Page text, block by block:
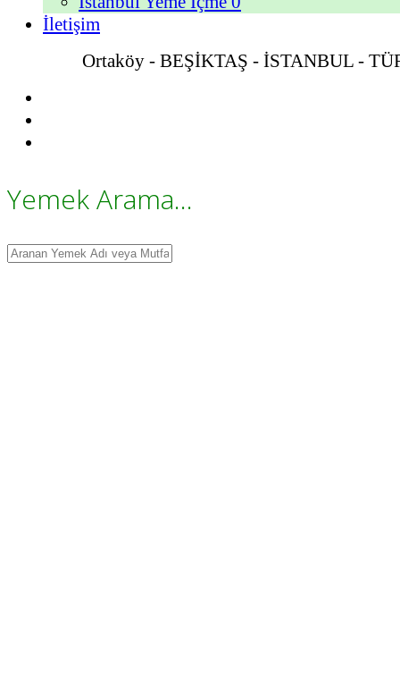
İletişim
Ortaköy - BEŞİKTAŞ - İSTANBUL -
Yemek Arama...